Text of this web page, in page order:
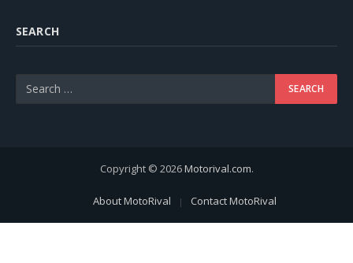
SEARCH
Copyright © 2026Motorival.com.
About MotoRival Contact MotoRival